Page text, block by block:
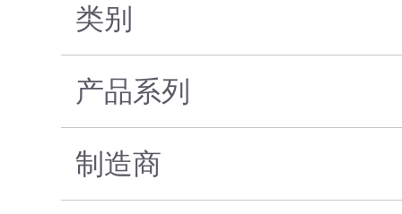
类别
产品系列
制造商